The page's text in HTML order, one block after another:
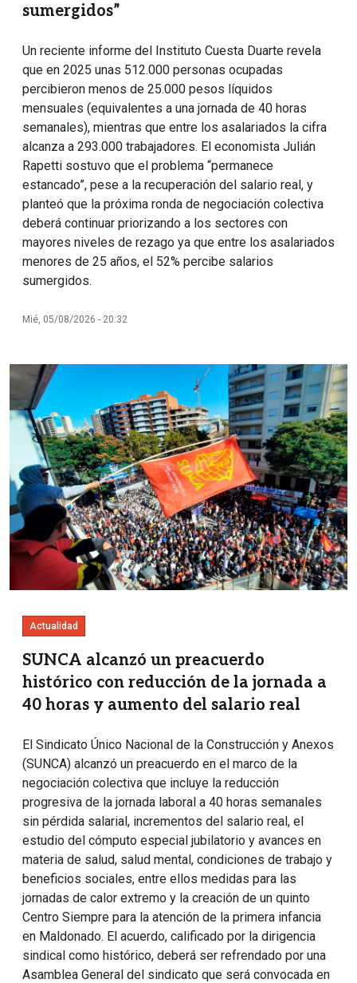
sumergidos”
Un reciente informe del Instituto Cuesta Duarte revela
que en 2025 unas 512.000 personas ocupadas
percibieron menos de 25.000 pesos líquidos
mensuales (equivalentes a una jornada de 40 horas
semanales), mientras que entre los asalariados la cifra
alcanza a 293.000 trabajadores. El economista Julián
Rapetti sostuvo que el problema “permanece
estancado”, pese a la recuperación del salario real, y
planteó que la próxima ronda de negociación colectiva
deberá continuar priorizando a los sectores con
mayores niveles de rezago ya que entre los asalariados
menores de 25 años, el 52% percibe salarios
sumergidos.
Mié, 05/08/2026 - 20:32
Imagen
Actualidad
SUNCA alcanzó un preacuerdo
histórico con reducción de la jornada a
40 horas y aumento del salario real
El Sindicato Único Nacional de la Construcción y Anexos
(SUNCA) alcanzó un preacuerdo en el marco de la
negociación colectiva que incluye la reducción
progresiva de la jornada laboral a 40 horas semanales
sin pérdida salarial, incrementos del salario real, el
estudio del cómputo especial jubilatorio y avances en
materia de salud, salud mental, condiciones de trabajo y
beneficios sociales, entre ellos medidas para las
jornadas de calor extremo y la creación de un quinto
Centro Siempre para la atención de la primera infancia
en Maldonado. El acuerdo, calificado por la dirigencia
sindical como histórico, deberá ser refrendado por una
Asamblea General del sindicato que será convocada en